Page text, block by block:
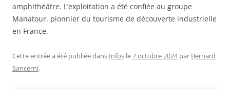
amphithéâtre. L’exploitation a été confiée au groupe
Manatour, pionnier du tourisme de découverte industrielle
en France.
Cette entrée a été publiée dans Infos le7 octobre 2024 par Bernard
Sancerni.